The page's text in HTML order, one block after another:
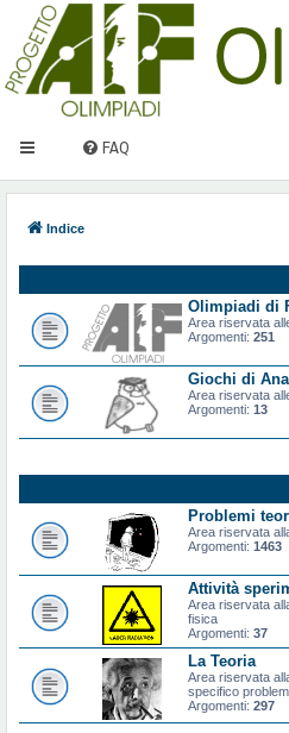
FAQ
Indice
Olimpiadi di
Area riservata
Argomenti: 251
Giochi di
Area riservata
Argomenti: 13
Problemi
Area riservata
Argomenti: 1463
Attività
Area riservata
fisica
Argomenti: 37
La Teoria
Area riservata
specifico
Argomenti: 297